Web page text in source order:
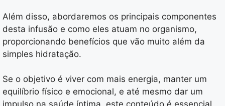
Além disso, abordaremos os principais componentes
desta infusão e como eles atuam no organismo,
proporcionando benefícios que vão muito além da
simples hidratação.
Se o objetivo é viver com mais energia, manter um
equilíbrio físico e emocional, e até mesmo dar um